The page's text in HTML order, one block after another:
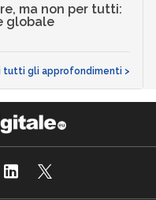
ma non per tutti:
globale
tutti gli approfondimenti >